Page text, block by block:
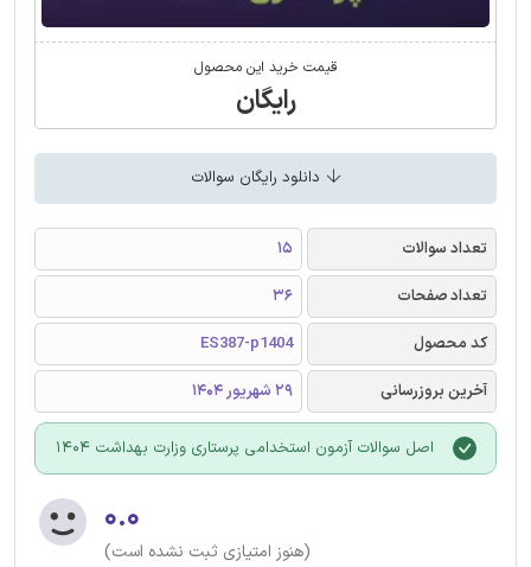
قیمت خرید این محصول
رایگان
دانلود رایگان سوالات
تعداد سوالات
15
تعداد صفحات
36
کد محصول
ES387-p1404
آخرین بروزرسانی
29 شهریور 1404
اصل سوالات آزمون استخدامی پرستاری وزارت بهداشت 1404
۰.۰
(هنوز امتیازی ثبت نشده است)